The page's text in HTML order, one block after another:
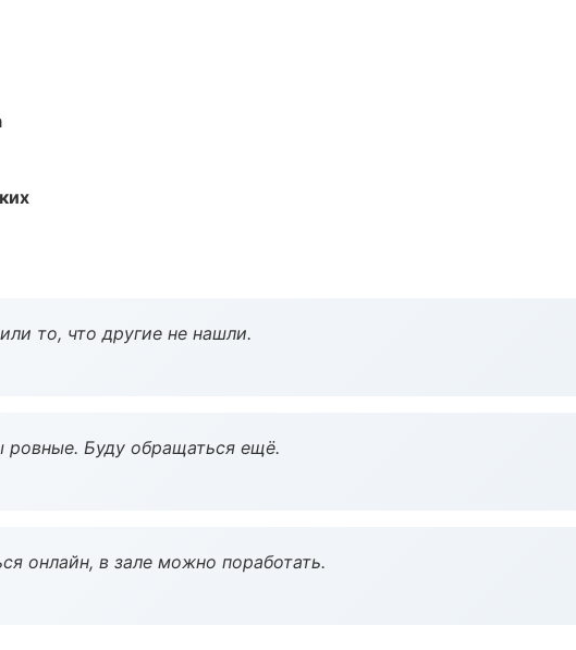
то, что другие не нашли.
ровные. Буду обращаться ещё.
онлайн, в зале можно поработать.